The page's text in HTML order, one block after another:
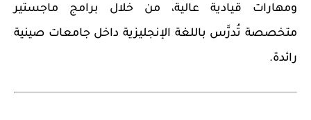
ومهارات قيادية عالية، من خلال برامج ماجستير
متخصصة تُدرَّس باللغة الإنجليزية داخل جامعات صينية
رائدة.